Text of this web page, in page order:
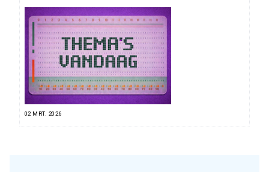
02 MRT. 2026